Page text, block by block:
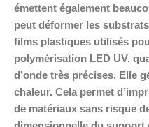
émettent également
peut déformer les
films plastiques utilisés
polymérisation LED UV,
d’onde très précises. Elle
chaleur. Cela permet
de matériaux sans risque